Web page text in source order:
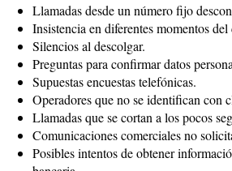
Llamadas desde un número fijo
Insistencia en diferentes momentos del
Silencios al descolgar.
Preguntas para confirmar datos
Supuestas encuestas telefónicas.
Operadores que no se identifican con
Llamadas que se cortan a los pocos
Comunicaciones comerciales no
Posibles intentos de obtener